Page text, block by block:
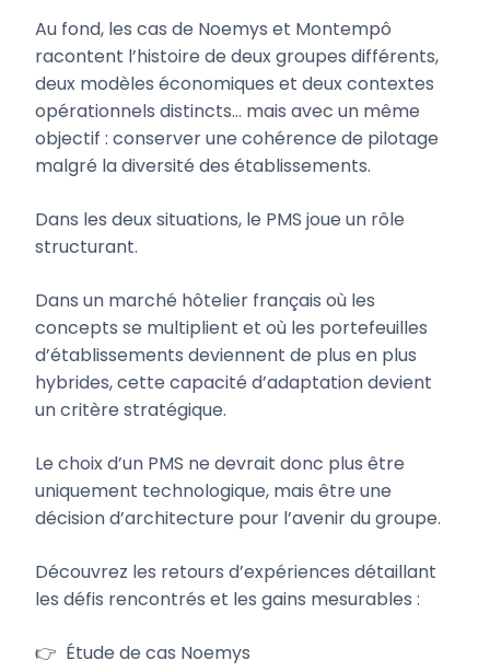
Au fond, les cas de Noemys et Montempô
racontent l’histoire de deux groupes différents,
deux modèles économiques et deux contextes
opérationnels distincts… mais avec un même
objectif : conserver une cohérence de pilotage
malgré la diversité des établissements.
Dans les deux situations, le PMS joue un rôle
structurant.
Dans un marché hôtelier français où les
concepts se multiplient et où les portefeuilles
d’établissements deviennent de plus en plus
hybrides, cette capacité d’adaptation devient
un critère stratégique.
Le choix d’un PMS ne devrait donc plus être
uniquement technologique, mais être une
décision d’architecture pour l’avenir du groupe.
Découvrez les retours d’expériences détaillant
les défis rencontrés et les gains mesurables :
👉 Étude de cas Noemys